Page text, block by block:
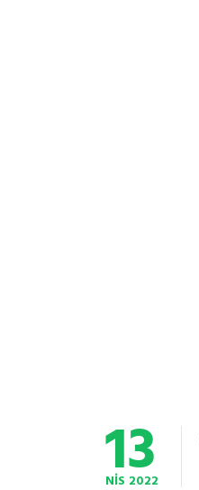
13
NIS 2022